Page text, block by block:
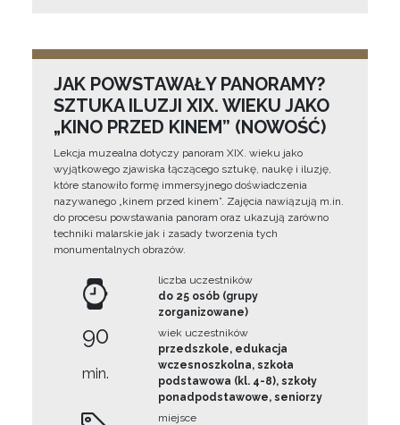
JAK POWSTAWAŁY PANORAMY?
SZTUKA ILUZJI XIX. WIEKU JAKO
„KINO PRZED KINEM” (NOWOŚĆ)
Lekcja muzealna dotyczy panoram XIX. wieku jako
wyjątkowego zjawiska łączącego sztukę, naukę i iluzję,
które stanowiło formę immersyjnego doświadczenia
nazywanego „kinem przed kinem”. Zajęcia nawiązują m.in.
do procesu powstawania panoram oraz ukazują zarówno
techniki malarskie jak i zasady tworzenia tych
monumentalnych obrazów.
90
min.
liczba uczestników
do 25 osób (grupy
zorganizowane)
wiek uczestników
przedszkole, edukacja
wczesnoszkolna, szkoła
podstawowa (kl. 4-8), szkoły
ponadpodstawowe, seniorzy
miejsce